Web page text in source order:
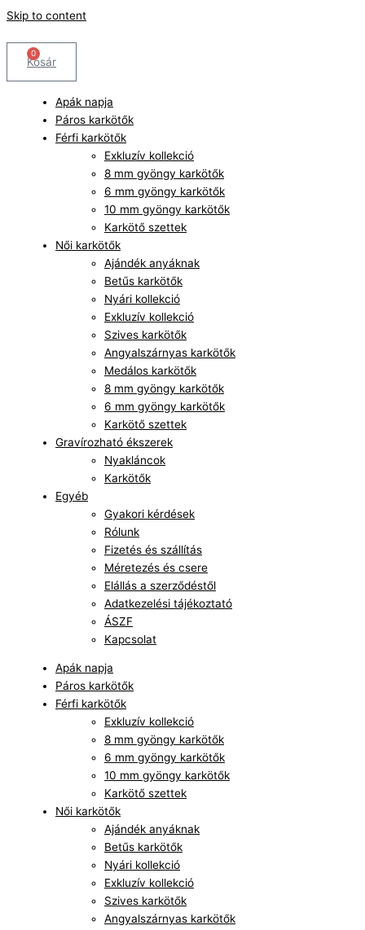
Skip to content
0
Kosár
Apák napja
Páros karkötők
Férfi karkötők
Exkluzív kollekció
8 mm gyöngy karkötők
6 mm gyöngy karkötők
10 mm gyöngy karkötők
Karkötő szettek
Női karkötők
Ajándék anyáknak
Betűs karkötők
Nyári kollekció
Exkluzív kollekció
Szives karkötők
Angyalszárnyas karkötők
Medálos karkötők
8 mm gyöngy karkötők
6 mm gyöngy karkötők
Karkötő szettek
Gravírozható ékszerek
Nyakláncok
Karkötők
Egyéb
Gyakori kérdések
Rólunk
Fizetés és szállítás
Méretezés és csere
Elállás a szerződéstől
Adatkezelési tájékoztató
ÁSZF
Kapcsolat
Apák napja
Páros karkötők
Férfi karkötők
Exkluzív kollekció
8 mm gyöngy karkötők
6 mm gyöngy karkötők
10 mm gyöngy karkötők
Karkötő szettek
Női karkötők
Ajándék anyáknak
Betűs karkötők
Nyári kollekció
Exkluzív kollekció
Szives karkötők
Angyalszárnyas karkötők